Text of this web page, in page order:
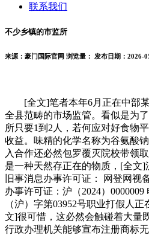
联系我们
不少乡镇的市监所
来源：豪门国际官网 浏览量： 发布日期：2026-
[全文]笔者本年6月正在中部某
全县范畴的市场监管。看似是为
所只要1到2人，若何应对好食物
收益。味精的化学名称为谷氨酸
入合作还必然包罗覆灭院校带领
是一种天然存正在的物质，[全文]
旧事消息办事许可证： 网登网视
办事许可证：沪（2024）0000009
（沪）字第03952号职业打假人
文]很可惜，这必然会触碰着大量
行政办理机关能够宣布注册商标